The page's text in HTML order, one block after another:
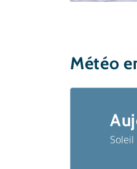
Météo